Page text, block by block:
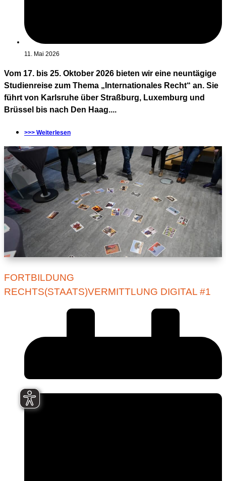
11. Mai 2026
Vom 17. bis 25. Oktober 2026 bieten wir eine neuntägige
Studienreise zum Thema „Internationales Recht“ an. Sie
führt von Karlsruhe über Straßburg, Luxemburg und
Brüssel bis nach Den Haag....
>>> Weiterlesen
FORTBILDUNG
RECHTS(STAATS)VERMITTLUNG DIGITAL #1